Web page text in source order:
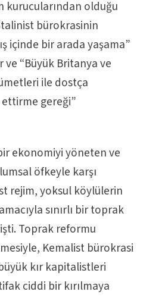
kurucularından olduğu
bürokrasinin
içinde bir arada yaşama”
ve “Büyük Britanya ve
ile dostça
gereği”
ekonomiyi yöneten ve
öfkeyle karşı
rejim, yoksul köylülerin
sınırlı bir toprak
Toprak reformu
Kemalist bürokrasi
kır kapitalistleri
ciddi bir kırılmaya